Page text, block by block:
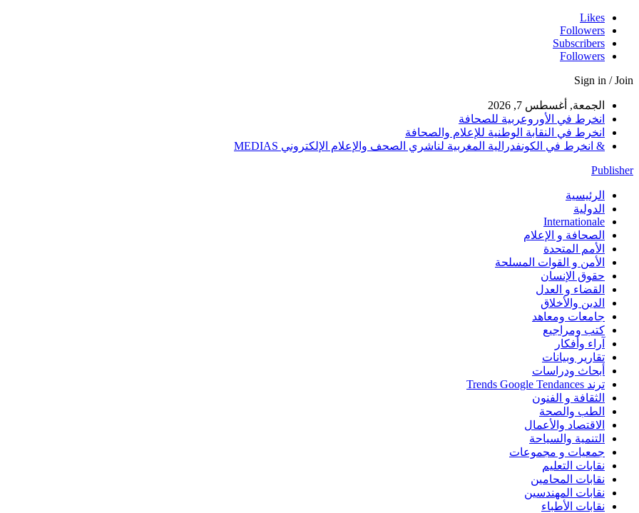
Likes
Followers
Subscribers
Followers
Sign in / Join
الجمعة, أغسطس 7, 2026
انخرط في الأوروعربية للصحافة
انخرط في النقابة الوطنية للإعلام والصحافة
& انخرط في الكونفدرالية المغربية لناشري الصحف والإعلام الإلكتروني MEDIAS
Publisher
الرئيسية
الدولية
Internationale
الصحافة و الإعلام
الأمم المتحدة
الأمن و القوات المسلحة
حقوق الإنسان
القضاء و العدل
الدين والأخلاق
جامعات ومعاهد
كتب ومراجيع
آراء وأفكار
تقارير وبيانات
أبحاث ودراسات
ترند Trends Google Tendances
الثقافة و الفنون
الطب والصحة
الاقتصاد والأعمال
التنمية والسياحة
جمعيات و مجموعات
نقابات التعليم
نقابات المحامين
نقابات المهندسين
نقابات الأطباء